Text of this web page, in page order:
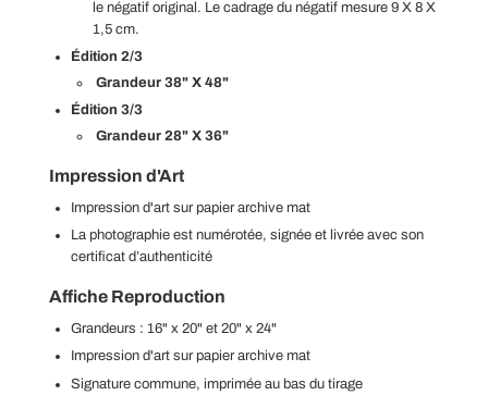
le négatif original. Le cadrage du négatif mesure 9 X 8 X
1,5 cm.
Édition 2/3
Grandeur 38" X 48"
Édition 3/3
Grandeur 28" X 36"
Impression d'Art
Impression d'art sur papier archive mat
La photographie est numérotée, signée et livrée avec son
certificat d’authenticité
Affiche Reproduction
Grandeurs : 16" x 20" et 20" x 24"
Impression d'art sur papier archive mat
Signature commune, imprimée au bas du tirage